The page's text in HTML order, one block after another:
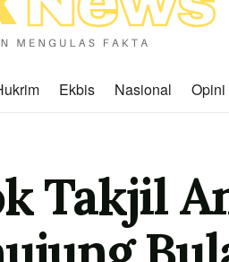
Ekbis Nasional Opini
Takjil